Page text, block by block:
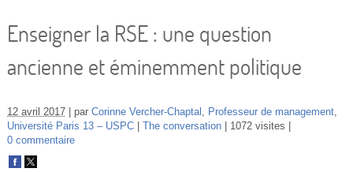
Retours d’expériences
IA
Enseigner la RSE : une question
ancienne et éminemment politique
12 avril 2017 par Corinne Vercher-Chaptal Professeur de management,
Université Paris 13 – USPC
The conversation
1072 visites
0 commentaire